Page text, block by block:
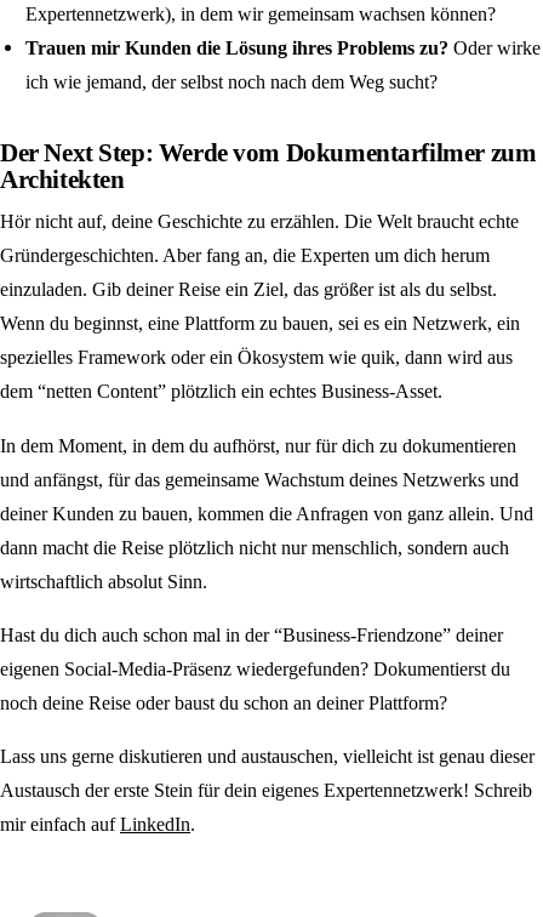
Expertennetzwerk), in dem wir gemeinsam wachsen können?
Trauen mir Kunden die Lösung ihres Problems zu? Oder wirke
ich wie jemand, der selbst noch nach dem Weg sucht?
Der Next Step: Werde vom Dokumentarfilmer zum
Architekten
Hör nicht auf, deine Geschichte zu erzählen. Die Welt braucht echte
Gründergeschichten. Aber fang an, die Experten um dich herum
einzuladen. Gib deiner Reise ein Ziel, das größer ist als du selbst.
Wenn du beginnst, eine Plattform zu bauen, sei es ein Netzwerk, ein
spezielles Framework oder ein Ökosystem wie quik, dann wird aus
dem “netten Content” plötzlich ein echtes Business-Asset.
In dem Moment, in dem du aufhörst, nur für dich zu dokumentieren
und anfängst, für das gemeinsame Wachstum deines Netzwerks und
deiner Kunden zu bauen, kommen die Anfragen von ganz allein. Und
dann macht die Reise plötzlich nicht nur menschlich, sondern auch
wirtschaftlich absolut Sinn.
Hast du dich auch schon mal in der “Business-Friendzone” deiner
eigenen Social-Media-Präsenz wiedergefunden? Dokumentierst du
noch deine Reise oder baust du schon an deiner Plattform?
Lass uns gerne diskutieren und austauschen, vielleicht ist genau dieser
Austausch der erste Stein für dein eigenes Expertennetzwerk! Schreib
mir einfach aufLinkedIn.